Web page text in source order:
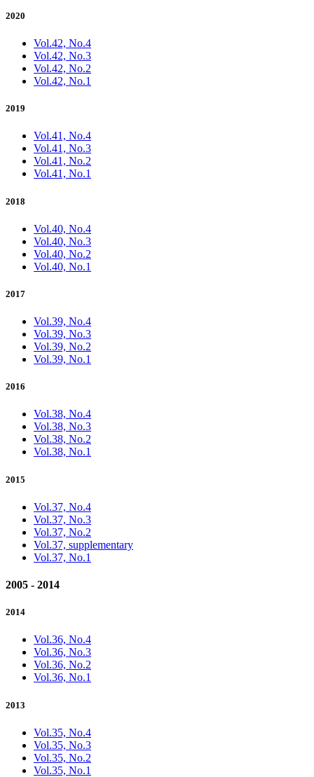
2020
Vol.42, No.4
Vol.42, No.3
Vol.42, No.2
Vol.42, No.1
2019
Vol.41, No.4
Vol.41, No.3
Vol.41, No.2
Vol.41, No.1
2018
Vol.40, No.4
Vol.40, No.3
Vol.40, No.2
Vol.40, No.1
2017
Vol.39, No.4
Vol.39, No.3
Vol.39, No.2
Vol.39, No.1
2016
Vol.38, No.4
Vol.38, No.3
Vol.38, No.2
Vol.38, No.1
2015
Vol.37, No.4
Vol.37, No.3
Vol.37, No.2
Vol.37, supplementary
Vol.37, No.1
2005 - 2014
2014
Vol.36, No.4
Vol.36, No.3
Vol.36, No.2
Vol.36, No.1
2013
Vol.35, No.4
Vol.35, No.3
Vol.35, No.2
Vol.35, No.1